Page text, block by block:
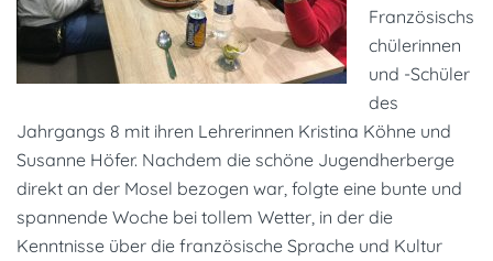
Französischs
chülerinnen
und -Schüler
des
Jahrgangs 8 mit ihren Lehrerinnen Kristina Köhne und
Susanne Höfer. Nachdem die schöne Jugendherberge
direkt an der Mosel bezogen war, folgte eine bunte und
spannende Woche bei tollem Wetter, in der die
Kenntnisse über die französische Sprache und Kultur